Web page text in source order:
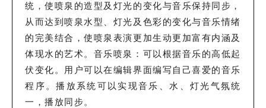
统，使喷泉的造型及灯光的变化与音乐保持同步，
从而达到喷泉水型、灯光及色彩的变化与音乐情绪
的完美结合，使喷泉表演更加生动更加富有内涵及
体现水的艺术。音乐喷泉：可以根据音乐的高低起
伏变化。用户可以在编辑界面编写自己喜爱的音乐
程序。播放系统可以实现音乐、水、灯光气氛统
一，播放同步。